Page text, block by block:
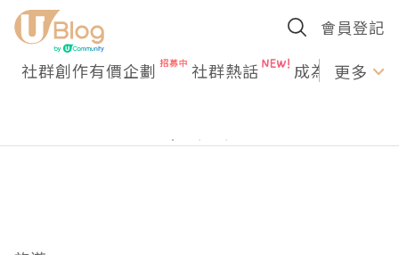
會員登記
社群創作有價企劃 社群熱話 成為U更多